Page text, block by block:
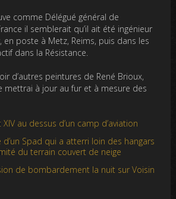
comme Délégué général de
il semblerait qu’il ait été ingénieur
en poste à Metz, Reims, puis dans les
dans la Résistance.
d’autres peintures de René Brioux,
mettrai à jour au fur et à mesure des
XIV au dessus d’un camp d’aviation
d’un Spad qui a atterri loin des hangars
du terrain couvert de neige
de bombardement la nuit sur Voisin